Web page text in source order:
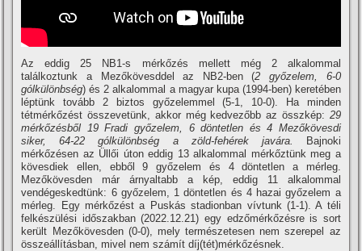
Az eddig 25 NB1-s mérkőzés mellett még 2 alkalommal
találkoztunk a Mezőkövesddel az NB2-ben (2 győzelem, 6-0
gólkülönbség) és 2 alkalommal a magyar kupa (1994-ben) keretében
léptünk tovább 2 biztos győzelemmel (5-1, 10-0). Ha minden
tétmérkőzést összevetünk, akkor még kedvezőbb az összkép: 29
mérkőzésből 19 Fradi győzelem, 6 döntetlen és 4 Mezőkövesdi
siker, 64-22 gólkülönbség a zöld-fehérek javára.
Bajnoki
mérkőzésen az Üllői úton eddig 13 alkalommal mérkőztünk meg a
kövesdiek ellen, ebből 9 győzelem és 4 döntetlen a mérleg.
Mezőkövesden már árnyaltabb a kép, eddig 11 alkalommal
vendégeskedtünk: 6 győzelem, 1 döntetlen és 4 hazai győzelem a
mérleg. Egy mérkőzést a Puskás stadionban vívtunk (1-1). A téli
felkészülési időszakban (2022.12.21) egy edzőmérkőzésre is sort
került Mezőkövesden (0-0), mely természetesen nem szerepel az
összeállításban, mivel nem számít díj(tét)mérkőzésnek.